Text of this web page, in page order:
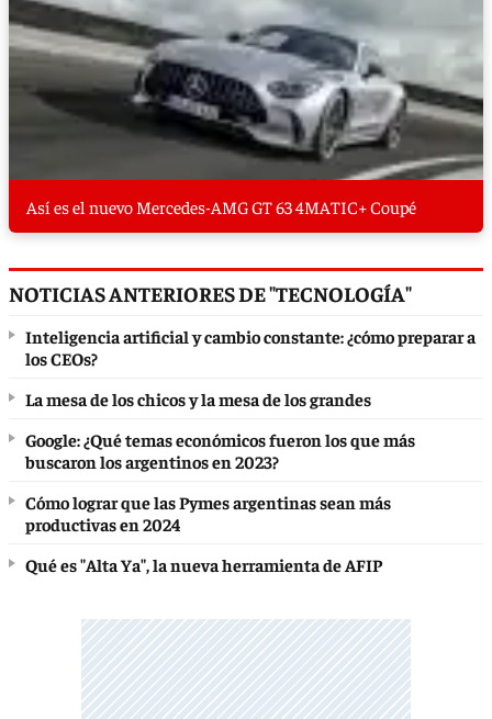
Así es el nuevo Mercedes-AMG GT 63 4MATIC+ Coupé
NOTICIAS ANTERIORES DE "TECNOLOGÍA"
Inteligencia artificial y cambio constante: ¿cómo preparar a
los CEOs?
La mesa de los chicos y la mesa de los grandes
Google: ¿Qué temas económicos fueron los que más
buscaron los argentinos en 2023?
Cómo lograr que las Pymes argentinas sean más
productivas en 2024
Qué es "Alta Ya", la nueva herramienta de AFIP